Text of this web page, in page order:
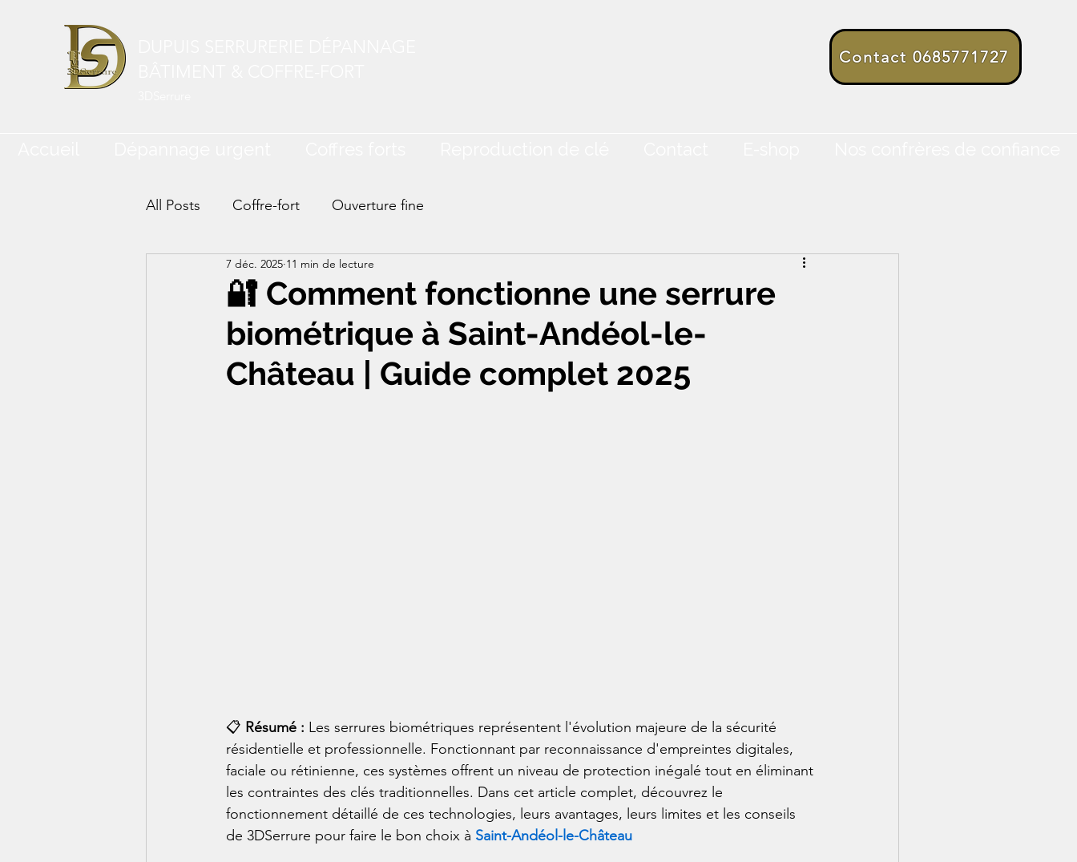
Contact 0685771727
All Posts Coffre-fort Ouverture fine
🔐 Comment fonctionne une serrure
biométrique à Saint-Andéol-le-
Château | Guide complet 2025
7 déc. 2025 11 min de lecture
📋 Résumé : Les serrures biométriques représentent l'évolution majeure de la sécurité
résidentielle et professionnelle. Fonctionnant par reconnaissance d'empreintes digitales,
faciale ou rétinienne, ces systèmes offrent un niveau de protection inégalé tout en éliminant
les contraintes des clés traditionnelles. Dans cet article complet, découvrez le
fonctionnement détaillé de ces technologies, leurs avantages, leurs limites et les conseils
de 3DSerrure pour faire le bon choix à Saint-Andéol-le-Château